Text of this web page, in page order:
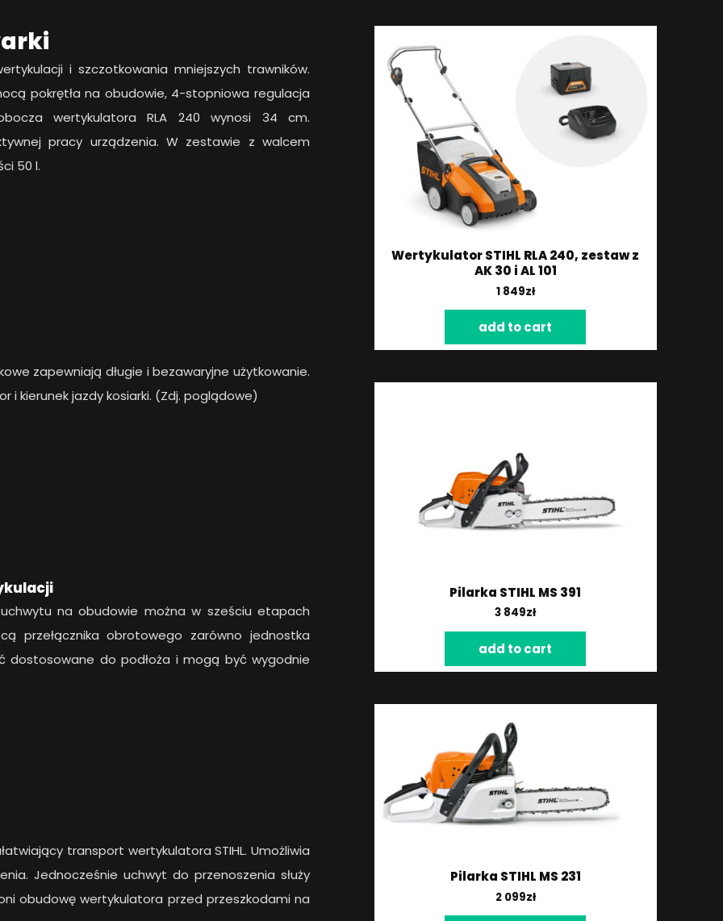
i szczotkowania mniejszych trawników.
pokrętła na obudowie, 4-stopniowa regulacja
wertykulatora RLA 240 wynosi 34 cm.
pracy urządzenia. W zestawie z walcem
50 l.
zapewniają długie i bezawaryjne użytkowanie.
i kierunek jazdy kosiarki. (Zdj. poglądowe)
na obudowie można w sześciu etapach
przełącznika obrotowego zarówno jednostka
dostosowane do podłoża i mogą być wygodnie
transport wertykulatora STIHL. Umożliwia
Jednocześnie uchwyt do przenoszenia służy
obudowę wertykulatora przed przeszkodami na
Wertykulator STIHL RLA 240, zestaw z
AK 30 i AL 101
1 849zł
add to cart
Pilarka STIHL MS 391
3 849zł
add to cart
Pilarka STIHL MS 231
2 099zł